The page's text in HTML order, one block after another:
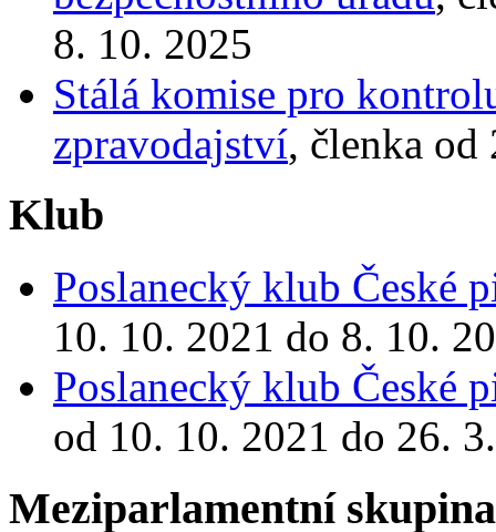
8. 10. 2025
Stálá komise pro
zpravodajství, členka od
Klub
Poslanecký klub České
10. 10. 2021 do 8. 10.
Poslanecký klub České
od 10. 10. 2021 do 26.
Meziparlamentní